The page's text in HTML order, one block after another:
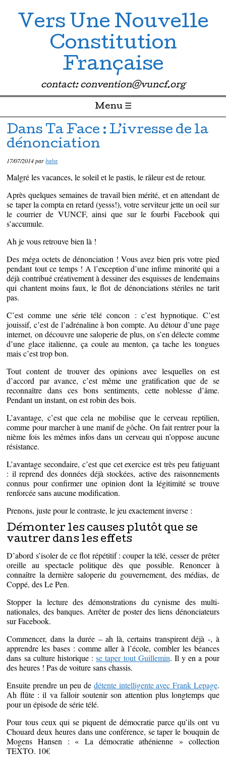
Vers Une Nouvelle
Constitution
Française
contact: convention@vuncf.org
Menu ☰
Passer directement au contenu
Dans Ta Face : L’ivresse de la
dénonciation
17/07/2014parbaba
Malgré les vacances, le soleil et le pastis, le râleur est de retour.
Après quelques semaines de travail bien mérité, et en attendant de
se taper la compta en retard (yesss!), votre serviteur jette un oeil sur
le courrier de VUNCF, ainsi que sur le fourbi Facebook qui
s’accumule.
Ah je vous retrouve bien là !
Des méga octets de dénonciation ! Vous avez bien pris votre pied
pendant tout ce temps ! A l’exception d’une infime minorité qui a
déjà contribué créativement à dessiner des esquisses de lendemains
qui chantent moins faux, le flot de dénonciations stériles ne tarit
pas.
C’est comme une série télé concon : c’est hypnotique. C’est
jouissif, c’est de l’adrénaline à bon compte. Au détour d’une page
internet, on découvre une saloperie de plus, on s’en délecte comme
d’une glace italienne, ça coule au menton, ça tache les tongues
mais c’est trop bon.
Tout content de trouver des opinions avec lesquelles on est
d’accord par avance, c’est même une gratification que de se
reconnaître dans ces bons sentiments, cette noblesse d’âme.
Pendant un instant, on est robin des bois.
L’avantage, c’est que cela ne mobilise que le cerveau reptilien,
comme pour marcher à une manif de gôche. On fait rentrer pour la
nième fois les mêmes infos dans un cerveau qui n’oppose aucune
résistance.
L’avantage secondaire, c’est que cet exercice est très peu fatiguant
: il reprend des données déjà stockées, active des raisonnements
connus pour confirmer une opinion dont la légitimité se trouve
renforcée sans aucune modification.
Prenons, juste pour le contraste, le jeu exactement inverse :
Démonter les causes plutôt que se
vautrer dans les effets
D’abord s’isoler de ce flot répétitif : couper la télé, cesser de prêter
oreille au spectacle politique dès que possible. Renoncer à
connaître la dernière saloperie du gouvernement, des médias, de
Coppé, des Le Pen.
Stopper la lecture des démonstrations du cynisme des multi-
nationales, des banques. Arrêter de poster des liens dénonciateurs
sur Facebook.
Commencer, dans la durée – ah là, certains transpirent déjà -, à
apprendre les bases : comme aller à l’école, combler les béances
dans sa culture historique :se taper tout Guillemin. Il y en a pour
des heures ! Pas de voiture sans chassis.
Ensuite prendre un peu de détente intelligente avec Frank Lepage.
Ah flûte : il va falloir soutenir son attention plus longtemps que
pour un épisode de série télé.
Pour tous ceux qui se piquent de démocratie parce qu’ils ont vu
Chouard deux heures dans une conférence, se taper le bouquin de
Mogens Hansen : « La démocratie athénienne » collection
TEXTO. 10€